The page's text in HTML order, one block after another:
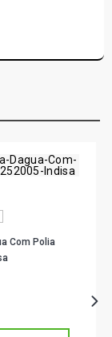
L6 DIESEL
Com Polia